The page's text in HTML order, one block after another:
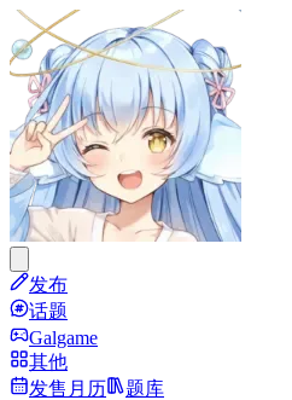
发布
话题
Galgame
其他
发售月历
题库